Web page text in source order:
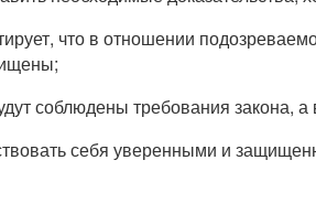
что в отношении
соблюдены требования закона,
себя уверенными и